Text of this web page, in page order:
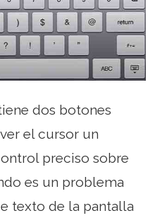
dos botones
el cursor un
preciso sobre
es un problema
texto de la pantalla